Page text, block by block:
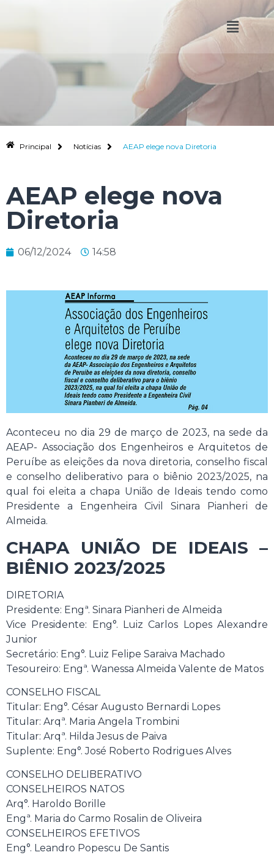
Principal Notícias AEAP elege nova Diretoria
AEAP elege nova
Diretoria
06/12/2024 14:58
Aconteceu no dia 29 de março de 2023, na sede da
AEAP- Associação dos Engenheiros e Arquitetos de
Peruíbe as eleições da nova diretoria, conselho fiscal
e conselho deliberativo para o biênio 2023/2025, na
qual foi eleita a chapa União de Ideais tendo como
Presidente a Engenheira Civil Sinara Pianheri de
Almeida.
CHAPA UNIÃO DE IDEAIS –
BIÊNIO 2023/2025
DIRETORIA
Presidente: Engª. Sinara Pianheri de Almeida
Vice Presidente: Eng°. Luiz Carlos Lopes Alexandre
Junior
Secretário: Eng°. Luiz Felipe Saraiva Machado
Tesoureiro: Engª. Wanessa Almeida Valente de Matos
CONSELHO FISCAL
Titular: Eng°. César Augusto Bernardi Lopes
Titular: Arqª. Maria Angela Trombini
Titular: Arqª. Hilda Jesus de Paiva
Suplente: Eng°. José Roberto Rodrigues Alves
CONSELHO DELIBERATIVO
CONSELHEIROS NATOS
Arq°. Haroldo Borille
Engª. Maria do Carmo Rosalin de Oliveira
CONSELHEIROS EFETIVOS
Eng°. Leandro Popescu De Santis